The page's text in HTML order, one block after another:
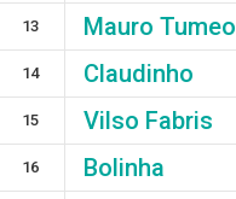
13 Mauro Tumeo
14 Claudinho
15 Vilso Fabris
16 Bolinha